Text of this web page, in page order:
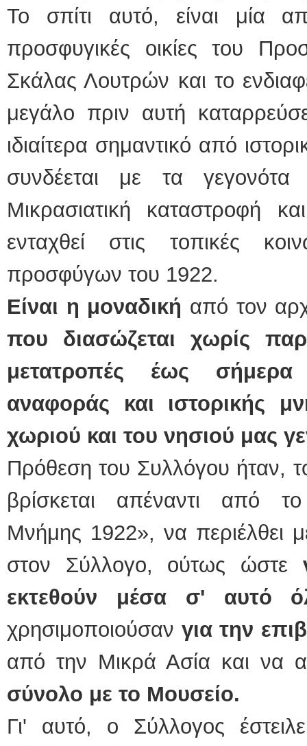
Το σπίτι αυτό, είναι μία
προσφυγικές οικίες του
Σκάλας Λουτρών και το
μεγάλο πριν αυτή
ιδιαίτερα σημαντικό από
συνδέεται με τα
Μικρασιατική καταστροφή
ενταχθεί στις τοπικές
προσφύγων του 1922.
Είναι η μοναδική από τον
που διασώζεται χωρίς
μετατροπές έως σήμερα
αναφοράς και ιστορικής
χωριού και του νησιού μας
Πρόθεση του Συλλόγου ήταν,
βρίσκεται απέναντι από
Μνήμης 1922», να περιέλθει
στον Σύλλογο, ούτως ώστε
εκτεθούν μέσα σ' αυτό
χρησιμοποιούσαν για την
από την Μικρά Ασία και να
σύνολο με το Μουσείο.
Γι' αυτό, ο Σύλλογος